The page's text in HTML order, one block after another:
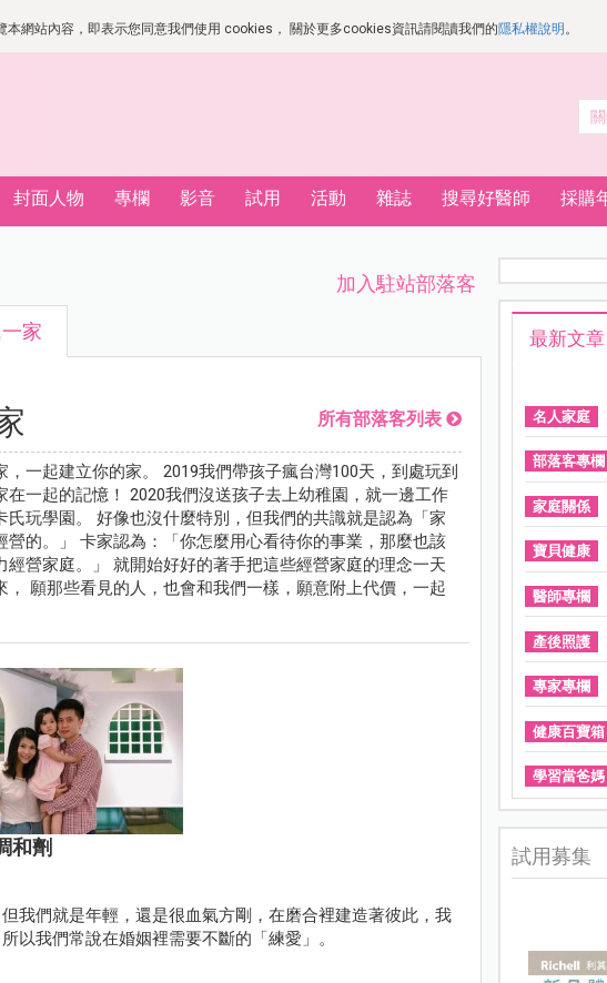
網站內容，即表示您同意我們使用 cookies， 關於更多cookies資訊請閱讀我們的隱私權說明 。
封面人物 專欄 影音 試用 活動 雜誌 搜尋好醫師 採購
加入駐站部落客
家
所有部落客列表
，一起建立你的家。 2019我們帶孩子瘋台灣100天，到處玩到
在一起的記憶！ 2020我們沒送孩子去上幼稚園，就一邊工作
氏玩學園。 好像也沒什麼特別，但我們的共識就是認為「家
營的。」 卡家認為：「你怎麼用心看待你的事業，那麼也該
經營家庭。」 就開始好好的著手把這些經營家庭的理念一天
， 願那些看見的人，也會和我們一樣，願意附上代價，一起
和劑
我們就是年輕，還是很血氣方剛，在磨合裡建造著彼此，我
以我們常說在婚姻裡需要不斷的「練愛」。
最新文章
名人家庭
部落客專欄
家庭關係
寶貝健康
醫師專欄
產後照護
專家專欄
健康百寶箱
學習當爸媽
試用募集